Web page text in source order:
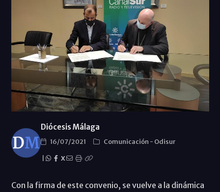
Diócesis Málaga
16/07/2021 Comunicación - Odisur
X
Con la firma de este convenio, se vuelve a la dinámica